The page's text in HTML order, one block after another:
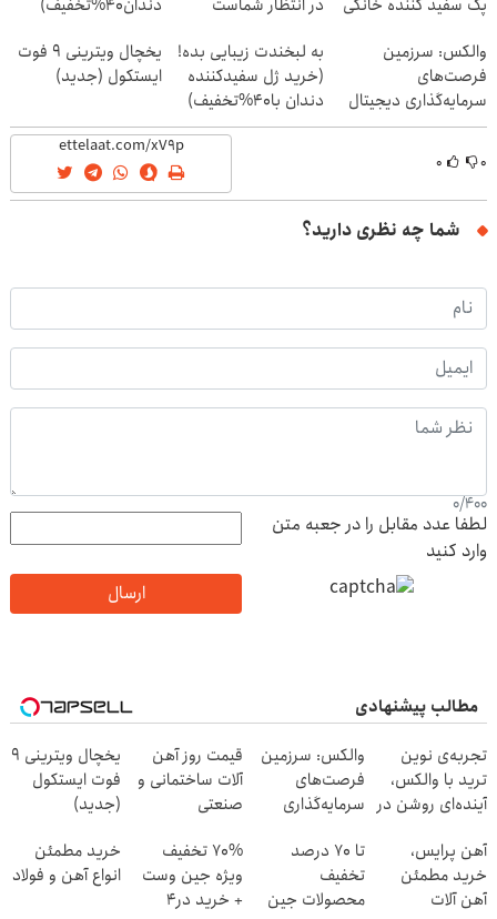
والکس: سرزمین
فرصت‌های
سرمایه‌گذاری دیجیتال
شما
به لبخندت زیبایی بده!
(خرید ژل سفیدکننده
دندان با40%تخفیف)
یخچال ویترینی 9 فوت
ایستکول (جدید)
۰ ۰
شما چه نظری دارید؟
0/400
لطفا عدد مقابل را در جعبه متن
وارد کنید
ارسال
مطالب پیشنهادی
تجربه‌ی نوین
ترید با والکس،
آینده‌ای روشن در
والکس: سرزمین
فرصت‌های
سرمایه‌گذاری
قیمت روز آهن
آلات ساختمانی و
صنعتی
یخچال ویترینی 9
فوت ایستکول
(جدید)
آهن پرایس،
خرید مطمئن
آهن آلات
تا 70 درصد
تخفیف
محصولات جین
70% تخفیف
ویژه جین وست
+ خرید در4
خرید مطمئن
انواع آهن و فولاد